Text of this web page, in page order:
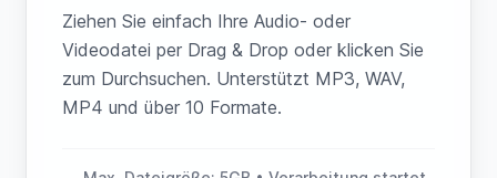
Ziehen Sie einfach Ihre Audio- oder
Videodatei per Drag & Drop oder klicken Sie
zum Durchsuchen. Unterstützt MP3, WAV,
MP4 und über 10 Formate.